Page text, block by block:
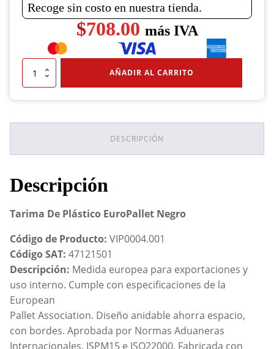
Recoge sin costo en nuestra tienda.
$708.00 más IVA
Tarima
EuroPallet
AÑADIR AL CARRITO
DESCRIPCIÓN
Descripción
Tarima De Plástico EuroPallet Negro
Código de Producto: VIP0004.001
Código SAT: 47121501
Descripción: Medida europea para exportaciones y
uso interno. Cumple con especificaciones de la
European
Pallet Association. Diseño anidable ahorra espacio,
con bordes. Aprobada por Normas Aduaneras
Internacionales, ISPM15 e ISO22000. Fabricada con